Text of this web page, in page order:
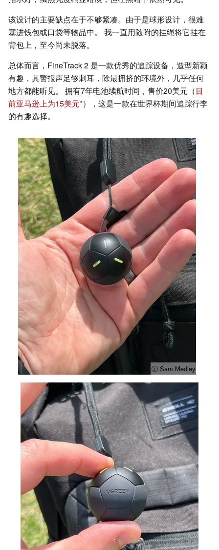
该设计的主要缺点在于不够紧凑。由于是球形设计，很难
塞进钱包或口袋等物品中。 我一直用随附的挂绳将它挂在
背包上，至今尚未脱落。
总体而言，FineTrack 2 是一款优秀的追踪设备，造型新颖
有趣，其警报声足够刺耳，除最拥挤的环境外，几乎任何
地方都能听见。 拥有7年电池续航时间，售价20美元（目
前亚马逊上为15美元 ），这是一款在世界杯期间追踪行李
的有趣选择。
ⓘ Sam Medley